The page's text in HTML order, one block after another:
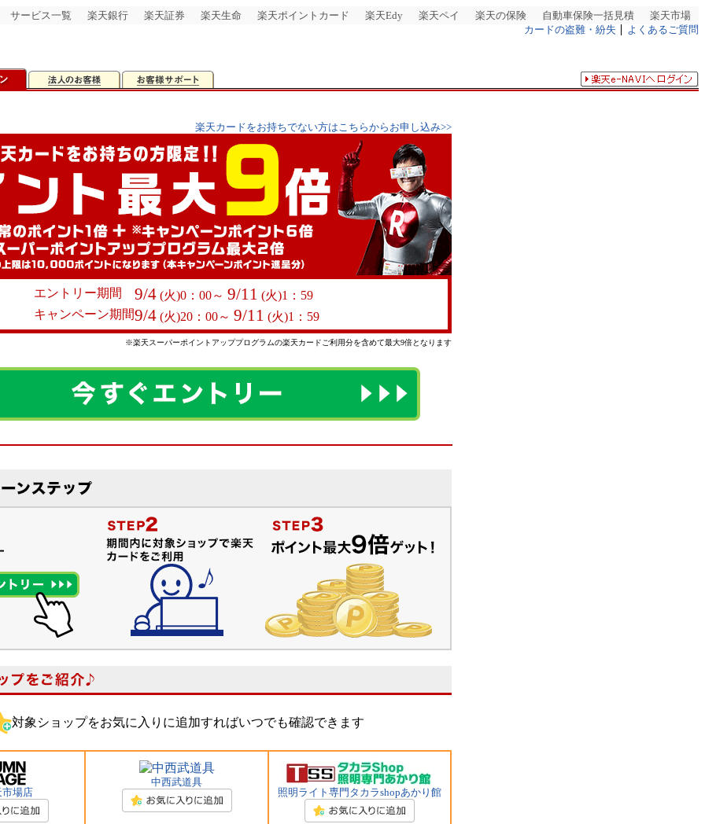
サービス一覧 楽天銀行 楽天証券 楽天生命 楽天ポイントカード 楽天Edy 楽天ペイ 楽天の保険 自動車保険一括見積
楽天市場
カードの盗難・紛失
よくあるご質問
楽天カードをお持ちでない方はこちらからお申し込み>>
エントリー期間 9/4(火)0：00～ 9/11 (火)1：59
キャンペーン期間9/4(火)20：00～ 9/11 (火)1：59
※楽天スーパーポイントアッププログラムの楽天カードご利用分を含めて最大9倍となります
対象ショップをお気に入りに追加すればいつでも確認できます
市場店
中西武道具
照明ライト専門タカラshopあかり館